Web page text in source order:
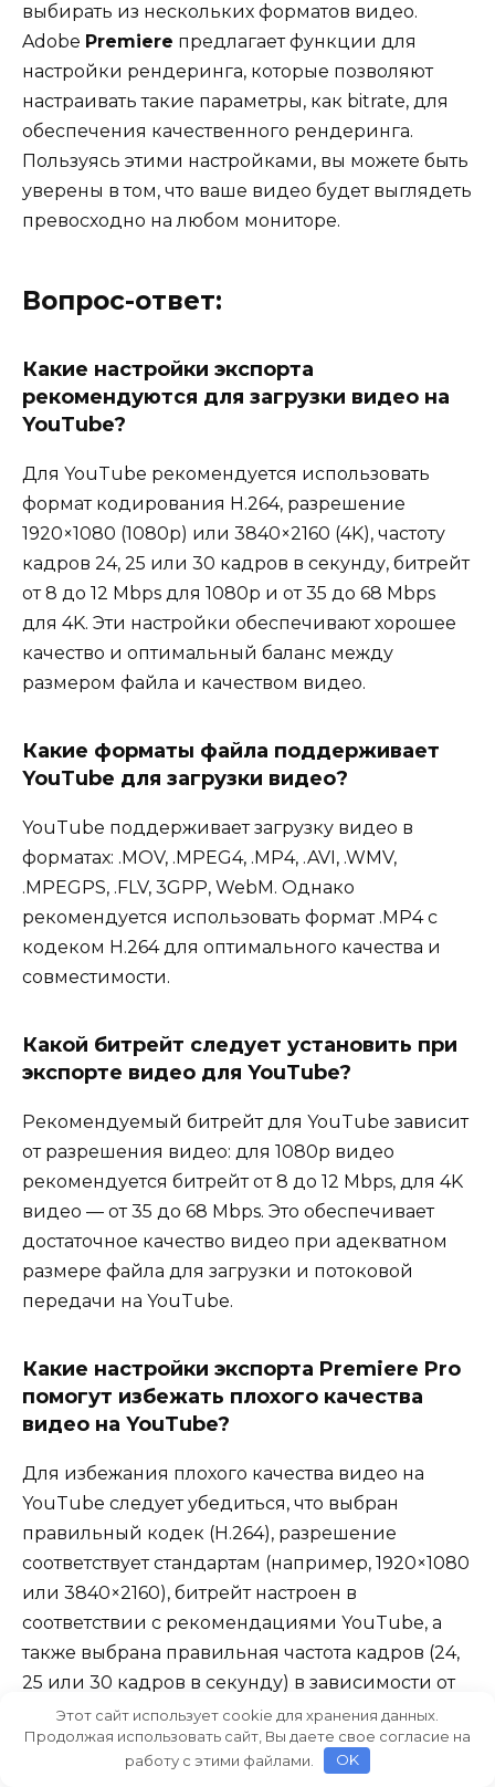
выбирать из нескольких форматов видео.
Adobe Premiere предлагает функции для
настройки рендеринга, которые позволяют
настраивать такие параметры, как bitrate, для
обеспечения качественного рендеринга.
Пользуясь этими настройками, вы можете быть
уверены в том, что ваше видео будет выглядеть
превосходно на любом мониторе.
Вопрос-ответ:
Какие настройки экспорта
рекомендуются для загрузки видео на
YouTube?
Для YouTube рекомендуется использовать
формат кодирования H.264, разрешение
1920×1080 (1080p) или 3840×2160 (4K), частоту
кадров 24, 25 или 30 кадров в секунду, битрейт
от 8 до 12 Mbps для 1080p и от 35 до 68 Mbps
для 4K. Эти настройки обеспечивают хорошее
качество и оптимальный баланс между
размером файла и качеством видео.
Какие форматы файла поддерживает
YouTube для загрузки видео?
YouTube поддерживает загрузку видео в
форматах: .MOV, .MPEG4, .MP4, .AVI, .WMV,
.MPEGPS, .FLV, 3GPP, WebM. Однако
рекомендуется использовать формат .MP4 с
кодеком H.264 для оптимального качества и
совместимости.
Какой битрейт следует установить при
экспорте видео для YouTube?
Рекомендуемый битрейт для YouTube зависит
от разрешения видео: для 1080p видео
рекомендуется битрейт от 8 до 12 Mbps, для 4K
видео — от 35 до 68 Mbps. Это обеспечивает
достаточное качество видео при адекватном
размере файла для загрузки и потоковой
передачи на YouTube.
Какие настройки экспорта Premiere Pro
помогут избежать плохого качества
видео на YouTube?
Для избежания плохого качества видео на
YouTube следует убедиться, что выбран
правильный кодек (H.264), разрешение
соответствует стандартам (например, 1920×1080
или 3840×2160), битрейт настроен в
соответствии с рекомендациями YouTube, а
также выбрана правильная частота кадров (24,
25 или 30 кадров в секунду) в зависимости от
контента. Эти настройки обеспечат
оптимальное качество видео при загрузке на
платформу.
Этот сайт использует cookie для хранения данных.
Продолжая использовать сайт, Вы даете свое согласие на
работу с этими файлами.
OK